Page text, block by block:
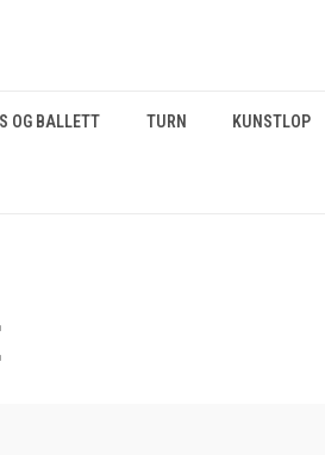
OG BALLETT TURN KUNSTLOP